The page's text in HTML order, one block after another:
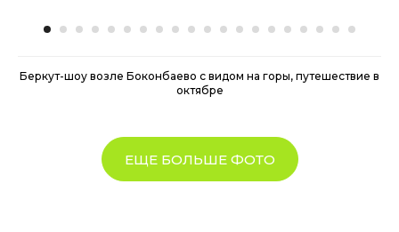
Беркут-шоу возле Боконбаево с видом на горы, путешествие в
октябре
ЕЩЕ БОЛЬШЕ ФОТО